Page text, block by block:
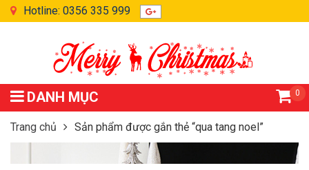
Hotline: 0356 335 999
DANH MỤC 0
Trang chủ Sản phẩm được gắn thẻ “qua tang noel”